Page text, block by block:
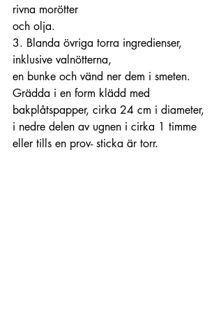
rivna morötter
och olja.
3. Blanda övriga torra ingredienser,
inklusive valnötterna,
en bunke och vänd ner dem i smeten.
Grädda i en form klädd med
bakplåtspapper, cirka 24 cm i diameter,
i nedre delen av ugnen i cirka 1 timme
eller tills en prov- sticka är torr.